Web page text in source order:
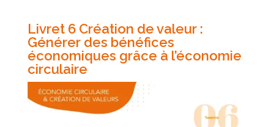
Livret 6 Création de valeur :
Générer des bénéfices
économiques grâce à l’économie
circulaire